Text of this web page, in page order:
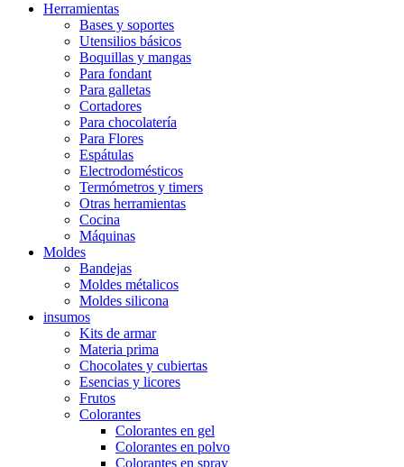
Herramientas
Bases y soportes
Utensilios básicos
Boquillas y mangas
Para fondant
Para galletas
Cortadores
Para chocolatería
Para Flores
Espátulas
Electrodomésticos
Termómetros y timers
Otras herramientas
Cocina
Máquinas
Moldes
Bandejas
Moldes métalicos
Moldes silicona
insumos
Kits de armar
Materia prima
Chocolates y cubiertas
Esencias y licores
Frutos
Colorantes
Colorantes en gel
Colorantes en polvo
Colorantes en spray